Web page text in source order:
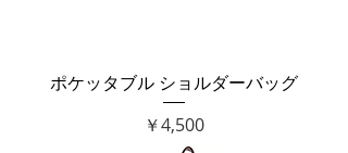
ポケッタブル ショルダーバッグ
価格
￥4,500